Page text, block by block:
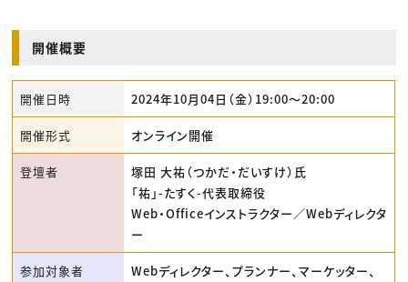
開催概要
開催日時 2024年10月04日（金）19:00〜20:00
開催形式 オンライン開催
登壇者
塚田 大祐（つかだ・だいすけ）氏
「祐」-たすく-代表取締役
Web・Officeインストラクター／Webディレクタ
ー
参加対象者
Webディレクター、プランナー、マーケッター、